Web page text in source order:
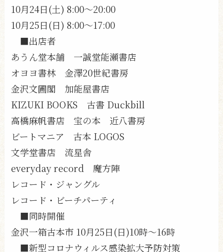
10月24日(土) 8:00〜20:00
10月25日(日) 8:00〜17:00
■出店者
あうん堂本舗 一誠堂能瀬書店
オヨヨ書林 金澤20世紀書房
金沢文圃閣 加能屋書店
KIZUKI BOOKS 古書 Duckbill
高橋麻帆書店 宝の本 近八書房
ビートマニア 古本 LOGOS
文学堂書店 流星舎
everyday record 魔方陣
レコード・ジャングル
レコード・ビーチパーティ
■同時開催
金沢一箱古本市 10月25日(日)10時〜16時
■新型コロナウィルス感染拡大予防対策